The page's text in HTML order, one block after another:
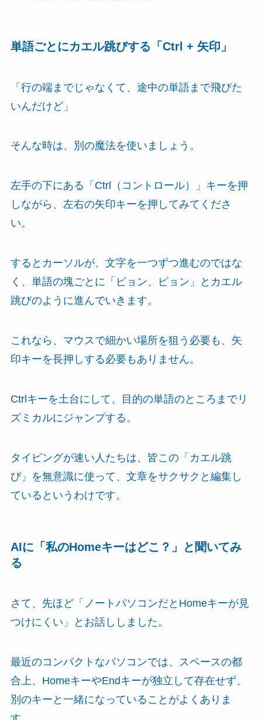
単語ごとにカエル跳びする「Ctrl + 矢印」
「行の端までじゃなくて、途中の単語まで飛びた
いんだけど」
そんな時は、別の魔法を使いましょう。
左手の下にある「Ctrl（コントロール）」キーを押
しながら、左右の矢印キーを押してみてくださ
い。
するとカーソルが、文字を一つずつ進むのではな
く、単語の塊ごとに「ピョン、ピョン」とカエル
跳びのように進んでいきます。
これなら、マウスで細かい場所を狙う必要も、矢
印キーを長押しする必要もありません。
Ctrlキーを土台にして、目的の単語のところまでリ
ズミカルにジャンプする。
タイピングが速い人たちは、皆この「カエル跳
び」を無意識に使って、文章をサクサクと編集し
ているというわけです。
AIに「私のHomeキーはどこ？」と聞いてみ
る
さて、先ほど「ノートパソコンだとHomeキーが見
つけにくい」とお話ししました。
最近のコンパクトなパソコンでは、スペースの都
合上、HomeキーやEndキーが独立して存在せず、
別のキーと一緒になっていることがよくありま